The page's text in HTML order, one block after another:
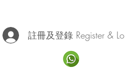
註冊及登錄 Register &